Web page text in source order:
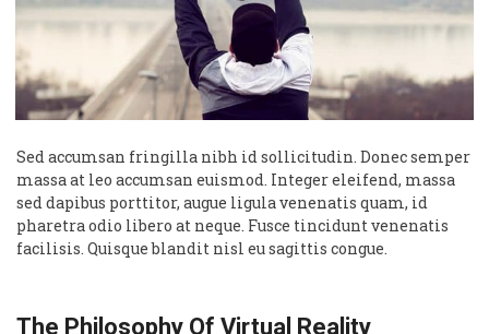
Sed accumsan fringilla nibh id sollicitudin. Donec semper
massa at leo accumsan euismod. Integer eleifend, massa
sed dapibus porttitor, augue ligula venenatis quam, id
pharetra odio libero at neque. Fusce tincidunt venenatis
facilisis. Quisque blandit nisl eu sagittis congue.
The Philosophy Of Virtual Reality